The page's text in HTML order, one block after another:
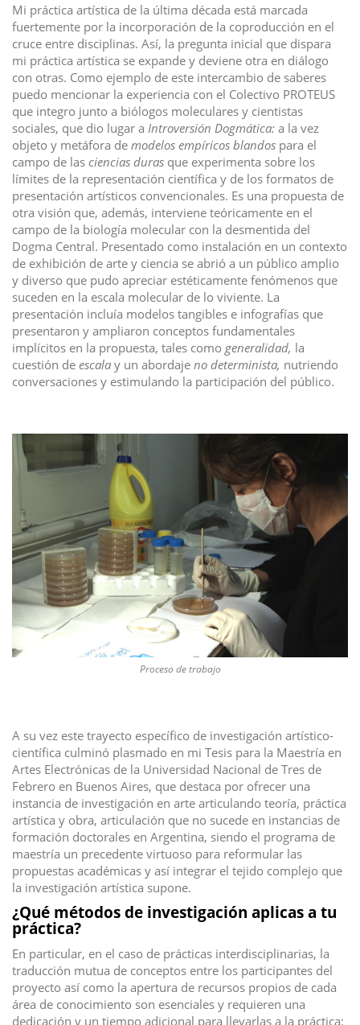
Mi práctica artística de la última década está marcada
fuertemente por la incorporación de la coproducción en el
cruce entre disciplinas. Así, la pregunta inicial que dispara
mi práctica artística se expande y deviene otra en diálogo
con otras. Como ejemplo de este intercambio de saberes
puedo mencionar la experiencia con el Colectivo PROTEUS
que integro junto a biólogos moleculares y cientistas
sociales, que dio lugar a Introversión Dogmática: a la vez
objeto y metáfora de modelos empíricos blandos para el
campo de las ciencias duras que experimenta sobre los
límites de la representación científica y de los formatos de
presentación artísticos convencionales. Es una propuesta de
otra visión que, además, interviene teóricamente en el
campo de la biología molecular con la desmentida del
Dogma Central. Presentado como instalación en un contexto
de exhibición de arte y ciencia se abrió a un público amplio
y diverso que pudo apreciar estéticamente fenómenos que
suceden en la escala molecular de lo viviente. La
presentación incluía modelos tangibles e infografías que
presentaron y ampliaron conceptos fundamentales
implícitos en la propuesta, tales como generalidad, la
cuestión de escala y un abordaje no determinista, nutriendo
conversaciones y estimulando la participación del público.
m
Proceso de trabajo
A su vez este trayecto específico de investigación artístico-
científica culminó plasmado en mi Tesis para la Maestría en
Artes Electrónicas de la Universidad Nacional de Tres de
Febrero en Buenos Aires, que destaca por ofrecer una
instancia de investigación en arte articulando teoría, práctica
artística y obra, articulación que no sucede en instancias de
formación doctorales en Argentina, siendo el programa de
maestría un precedente virtuoso para reformular las
propuestas académicas y así integrar el tejido complejo que
la investigación artística supone.
¿Qué métodos de investigación aplicas a tu
práctica?
En particular, en el caso de prácticas interdisciplinarias, la
traducción mutua de conceptos entre los participantes del
proyecto así como la apertura de recursos propios de cada
área de conocimiento son esenciales y requieren una
dedicación y un tiempo adicional para llevarlas a la práctica: